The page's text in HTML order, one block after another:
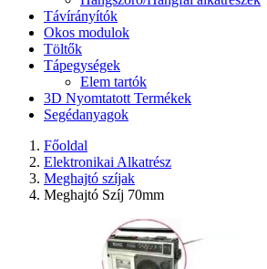
Távírányítók
Okos modulok
Töltők
Tápegységek
Elem tartók
3D Nyomtatott Termékek
Segédanyagok
Főoldal
Elektronikai Alkatrész
Meghajtó szíjak
Meghajtó Szíj 70mm